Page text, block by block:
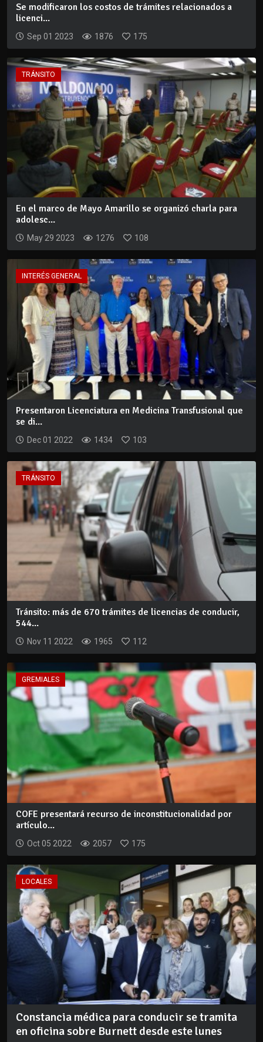
Se modificaron los costos de trámites relacionados a
licenci...
Sep 01 2023 1876 175
TRÁNSITO
En el marco de Mayo Amarillo se organizó charla para
adolesc...
May 29 2023 1276 108
INTERÉS GENERAL
Presentaron Licenciatura en Medicina Transfusional que
se di...
Dec 01 2022 1434 103
TRÁNSITO
Tránsito: más de 670 trámites de licencias de conducir,
544...
Nov 11 2022 1965 112
GREMIALES
COFE presentará recurso de inconstitucionalidad por
artículo...
Oct 05 2022 2057 175
LOCALES
Constancia médica para conducir se tramita
en oficina sobre Burnett desde este lunes